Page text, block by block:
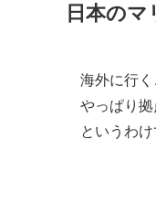
日本の
海外に行
やっぱり
というわ